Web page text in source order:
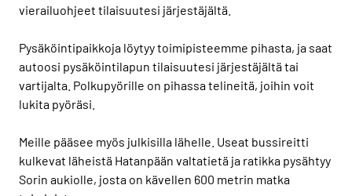
vierailuohjeet tilaisuutesi järjestäjältä.
Pysäköintipaikkoja löytyy toimipisteemme pihasta, ja saat
autoosi pysäköintilapun tilaisuutesi järjestäjältä tai
vartijalta. Polkupyörille on pihassa telineitä, joihin voit
lukita pyöräsi.
Meille pääsee myös julkisilla lähelle. Useat bussireitti
kulkevat läheistä Hatanpään valtatietä ja ratikka pysähtyy
Sorin aukiolle, josta on kävellen 600 metrin matka